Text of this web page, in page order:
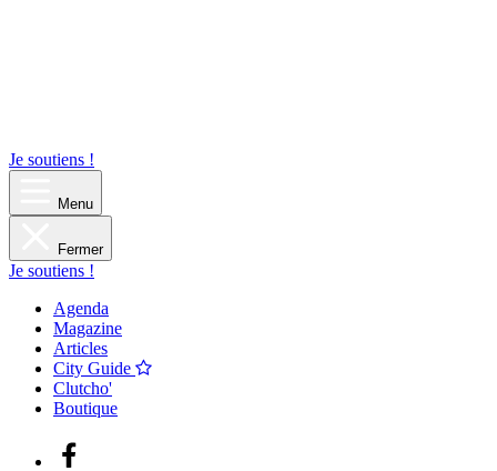
Je soutiens !
Menu
Fermer
Je soutiens !
Agenda
Magazine
Articles
City Guide
Clutcho'
Boutique